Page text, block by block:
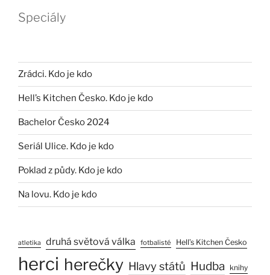
Speciály
Zrádci. Kdo je kdo
Hell’s Kitchen Česko. Kdo je kdo
Bachelor Česko 2024
Seriál Ulice. Kdo je kdo
Poklad z půdy. Kdo je kdo
Na lovu. Kdo je kdo
atletika druhá světová válka fotbalisté Hell’s Kitchen Česko
herci herečky Hlavy států Hudba knihy